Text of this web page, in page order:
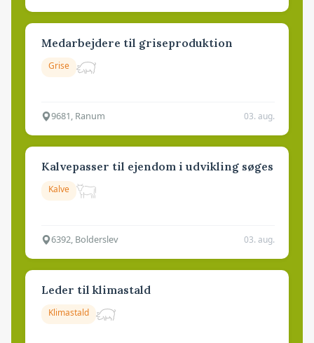
Medarbejdere til griseproduktion
Grise
9681, Ranum 03. aug.
Kalvepasser til ejendom i udvikling søges
Kalve
6392, Bolderslev 03. aug.
Leder til klimastald
Klimastald